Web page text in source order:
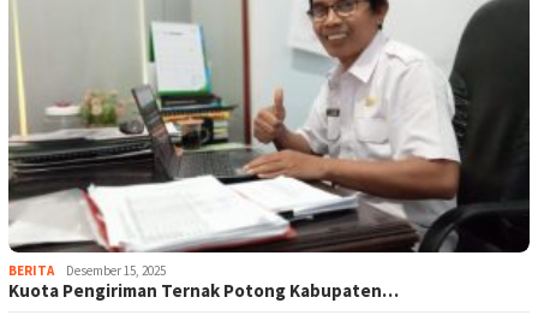
BERITA Desember 15, 2025
Kuota Pengiriman Ternak Potong Kabupaten…